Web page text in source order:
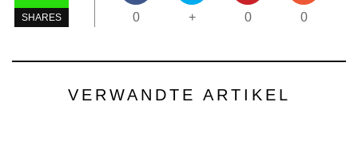
SHARES 0 + 0 0
VERWANDTE ARTIKEL